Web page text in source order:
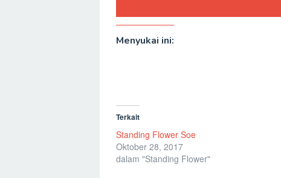
Menyukai ini:
Terkait
Standing Flower Soe
Oktober 28, 2017
dalam "Standing Flower"